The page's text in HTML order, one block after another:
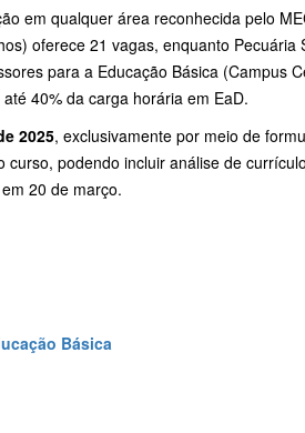
em qualquer área reconhecida pelo
oferece 21 vagas, enquanto Pecuária
para a Educação Básica (Campus
40% da carga horária em EaD.
2025, exclusivamente por meio de
curso, podendo incluir análise de
20 de março.
Básica